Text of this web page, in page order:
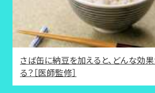
さば缶に納豆を加えると、どんな効
る？［医師監修］